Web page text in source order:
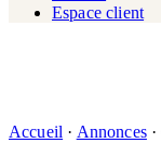
Espace client
Accueil · Annonces ·